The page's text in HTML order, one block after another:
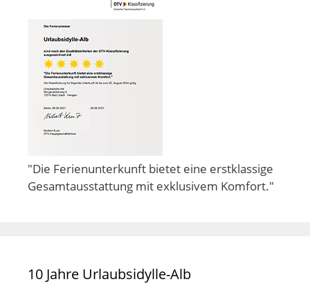
"Die Ferienunterkunft bietet eine erstklassige
Gesamtausstattung mit exklusivem Komfort."
10 Jahre Urlaubsidylle-Alb